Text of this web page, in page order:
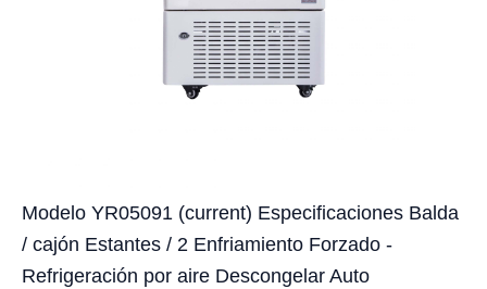
Modelo YR05091 (current) Especificaciones Balda
/ cajón Estantes / 2 Enfriamiento Forzado -
Refrigeración por aire Descongelar Auto